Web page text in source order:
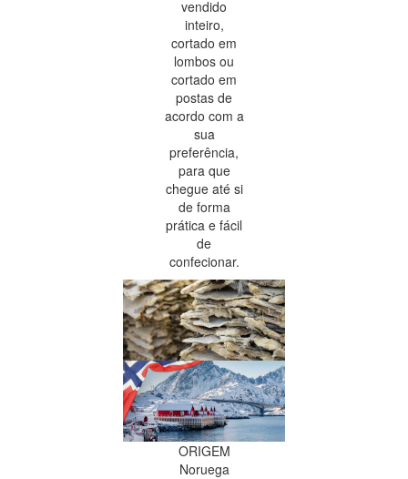
vendido
inteiro,
cortado em
lombos ou
cortado em
postas de
acordo com a
sua
preferência,
para que
chegue até si
de forma
prática e fácil
de
confecionar.
ORIGEM
Noruega